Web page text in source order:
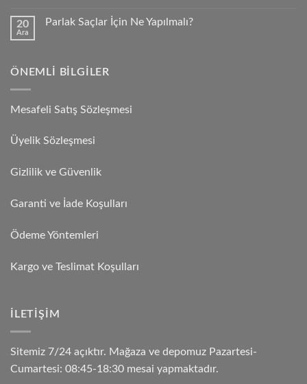
20
Ara
Parlak Saçlar İçin Ne Yapılmalı?
ÖNEMLI BILGILER
Mesafeli Satış Sözleşmesi
Üyelik Sözleşmesi
Gizlilik ve Güvenlik
Garanti ve İade Koşulları
Ödeme Yöntemleri
Kargo ve Teslimat Koşulları
İLETIŞIM
Sitemiz 7/24 açıktır. Mağaza ve depomuz Pazartesi-
Cumartesi: 08:45-18:30 mesai yapmaktadır.